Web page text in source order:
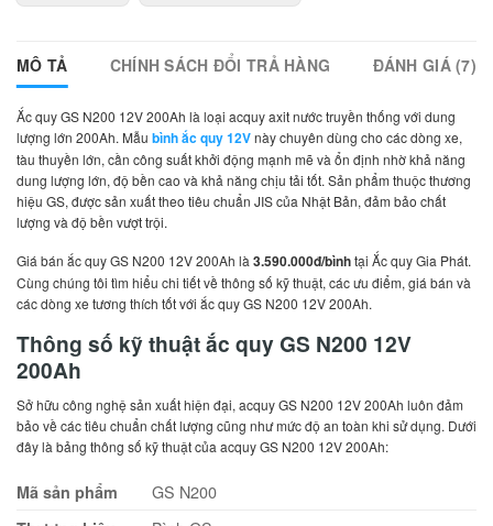
MÔ TẢ CHÍNH SÁCH ĐỔI TRẢ HÀNG ĐÁNH GIÁ (7)
Ắc quy GS N200 12V 200Ah là loại acquy axit nước truyền thống với dung
lượng lớn 200Ah. Mẫu bình ắc quy 12Vnày chuyên dùng cho các dòng xe,
tàu thuyền lớn, cần công suất khởi động mạnh mẽ và ổn định nhờ khả năng
dung lượng lớn, độ bền cao và khả năng chịu tải tốt. Sản phẩm thuộc thương
hiệu GS, được sản xuất theo tiêu chuẩn JIS của Nhật Bản, đảm bảo chất
lượng và độ bền vượt trội.
Giá bán ắc quy GS N200 12V 200Ah là 3.590.000đ/bìnhtại Ắc quy Gia Phát.
Cùng chúng tôi tìm hiểu chi tiết về thông số kỹ thuật, các ưu điểm, giá bán và
các dòng xe tương thích tốt với ắc quy GS N200 12V 200Ah.
Thông số kỹ thuật ắc quy GS N200 12V
200Ah
Sở hữu công nghệ sản xuất hiện đại, acquy GS N200 12V 200Ah luôn đảm
bảo về các tiêu chuẩn chất lượng cũng như mức độ an toàn khi sử dụng. Dưới
đây là bảng thông số kỹ thuật của acquy GS N200 12V 200Ah:
Mã sản phẩm GS N200